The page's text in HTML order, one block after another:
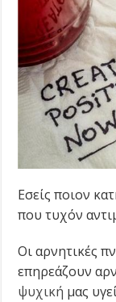
Εσείς ποιον
που τυχόν
Οι αρνητικές
επηρεάζουν
ψυχική μας